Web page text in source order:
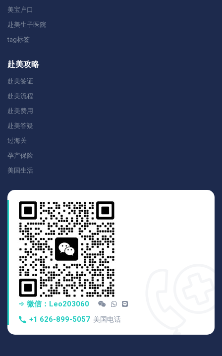
美宝户口
赴美生子医院
tag标签
赴美攻略
赴美签证
赴美流程
赴美费用
赴美答疑
过海关
孕产保险
美国生活
微信：Leo203060
+1 626-899-5057 美国电话